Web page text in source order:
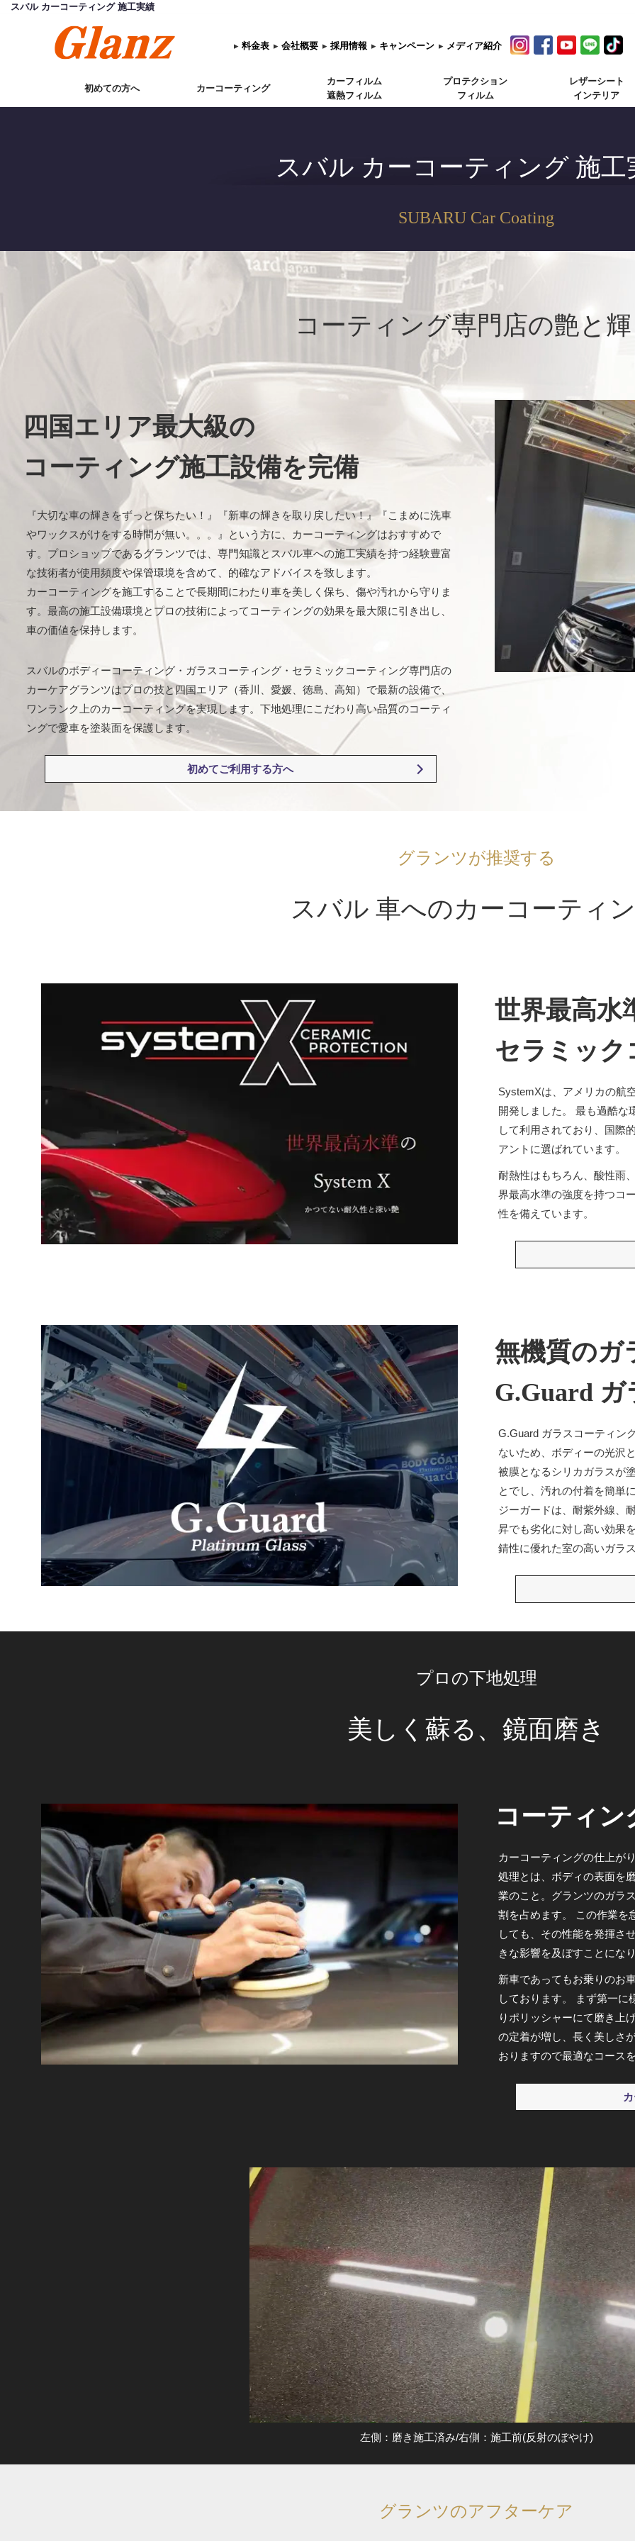
スバル カーコーティング 施工実績
▸ 料金表 ▸ 会社概要 ▸ 採用情報 ▸ キャンペーン ▸ メディア紹介
初めての方へ カーコーティング
カーフィルム
遮熱フィルム
プロテクション
フィルム
レザーシート
インテリア
スバル カーコーティング 施工
SUBARU Car Coating
コーティング専門店の艶と
四国エリア最大級の
コーティング施工設備を完備
『大切な車の輝きをずっと保ちたい！』『新車の輝きを取り戻したい！』『こまめに洗車
やワックスがけをする時間が無い。。。』という方に、カーコーティングはおすすめで
す。プロショップであるグランツでは、専門知識とスバル車への施工実績を持つ経験豊富
な技術者が使用頻度や保管環境を含めて、的確なアドバイスを致します。
カーコーティングを施工することで長期間にわたり車を美しく保ち、傷や汚れから守りま
す。最高の施工設備環境とプロの技術によってコーティングの効果を最大限に引き出し、
車の価値を保持します。
スバルのボディーコーティング・ガラスコーティング・セラミックコーティング専門店の
カーケアグランツはプロの技と四国エリア（香川、愛媛、徳島、高知）で最新の設備で、
ワンランク上のカーコーティングを実現します。下地処理にこだわり高い品質のコーティ
ングで愛車を塗装面を保護します。
初めてご利用する方へ
グランツが推奨する
スバル 車へのカーコーティ
世界最高水
セラミック
SystemXは、アメリカの航
開発しました。 最も過酷な
して利用されており、国際
アントに選ばれています。
耐熱性はもちろん、酸性雨
界最高水準の強度を持つコ
性を備えています。
無機質のガ
G.Guard
G.Guard ガラスコーティン
ないため、ボディーの光沢
被膜となるシリカガラスが
とでし、汚れの付着を簡単
ジーガードは、耐紫外線、
昇でも劣化に対し高い効果
錆性に優れた室の高いガラ
プロの下地処理
美しく蘇る、鏡面磨き
コーティ
カーコーティングの仕上が
処理とは、ボディの表面を
業のこと。グランツのガラ
割を占めます。 この作業を
しても、その性能を発揮さ
きな影響を及ぼすことにな
新車であってもお乗りのお
しております。 まず第一に
りポリッシャーにて磨き上
の定着が増し、長く美しさ
おりますので最適なコース
左側：磨き施工済み/右側：施工前(反射のぼやけ)
グランツのアフターケア